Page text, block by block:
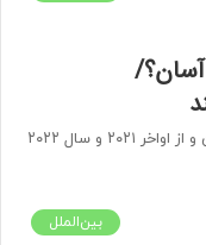
1- محمدطاهر رحیمی| بعد از جنگ روسیه واوکراین و از اواخر ۲۰۲۱ و سال ۲۰۲۲
بین‌الملل